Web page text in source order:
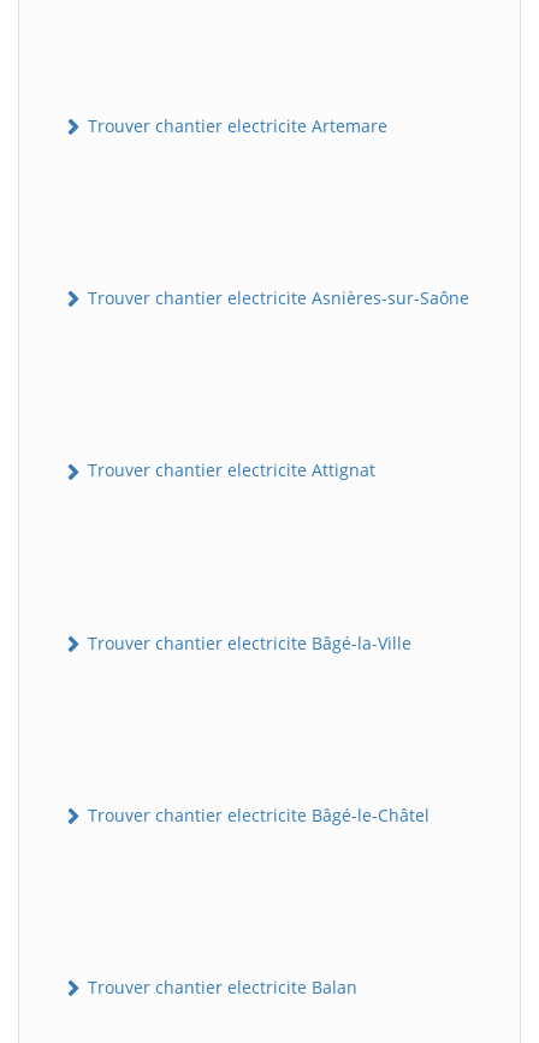
Trouver chantier electricite Artemare
Trouver chantier electricite Asnières-sur-Saône
Trouver chantier electricite Attignat
Trouver chantier electricite Bâgé-la-Ville
Trouver chantier electricite Bâgé-le-Châtel
Trouver chantier electricite Balan